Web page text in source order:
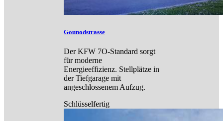
Gounodstrasse
Der KFW 7O-Standard sorgt
für moderne
Energieeffizienz. Stellplätze in
der Tiefgarage mit
angeschlossenem Aufzug.
Schlüsselfertig